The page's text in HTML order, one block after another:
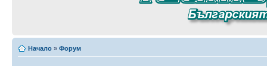
Начало » Форум